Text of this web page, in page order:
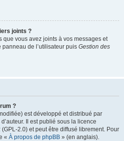
joints ?
que vous avez joints à vos messages et
de l’utilisateur puis Gestion des
?
est développé et distribué par
Il est publié sous la licence
2.0) et peut être diffusé librement. Pour
« À propos de phpBB » (en anglais).